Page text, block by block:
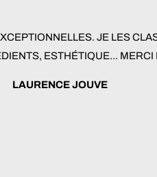
JE LES
ESTHÉTIQUE...
LAURENCE JOUVE